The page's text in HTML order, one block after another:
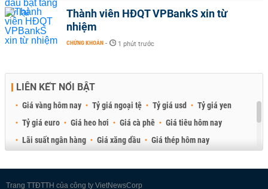
Thành viên HĐQT VPBankS xin từ
nhiệm
CHỨNG KHOÁN - 1 phút trước
LIÊN KẾT NỔI BẬT
Giá vàng hôm nay Tỷ giá ngoại tệ Tỷ giá usd
Tỷ giá yen
Tỷ giá euro
Giá heo hơi Giá cà phê
Giá tiêu hôm nay
Lãi suất ngân hàng
Giá xăng dầu
Giá thép hôm nay
Trang TTĐTTH của công ty VietNewsCorp